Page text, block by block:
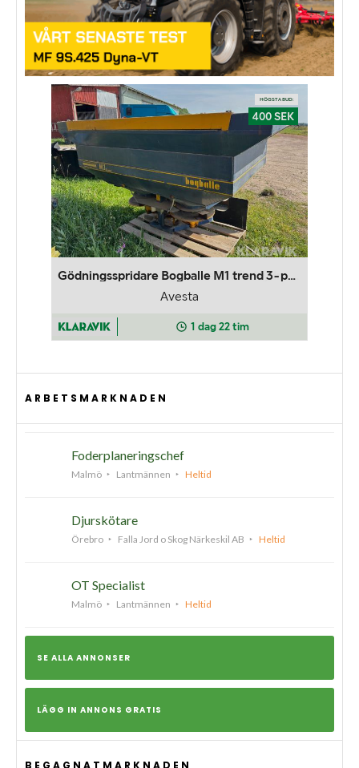
ARBETSMARKNADEN
Foderplaneringschef
Malmö Lantmännen Heltid
Djurskötare
Örebro Falla Jord o Skog Närkeskil AB Heltid
OT Specialist
Malmö Lantmännen Heltid
SE ALLA ANNONSER
LÄGG IN ANNONS GRATIS
BEGAGNATMARKNADEN